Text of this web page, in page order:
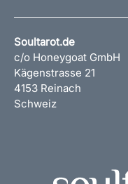
Soultarot.de
c/o Honeygoat GmbH
Kägenstrasse 21
4153 Reinach
Schweiz